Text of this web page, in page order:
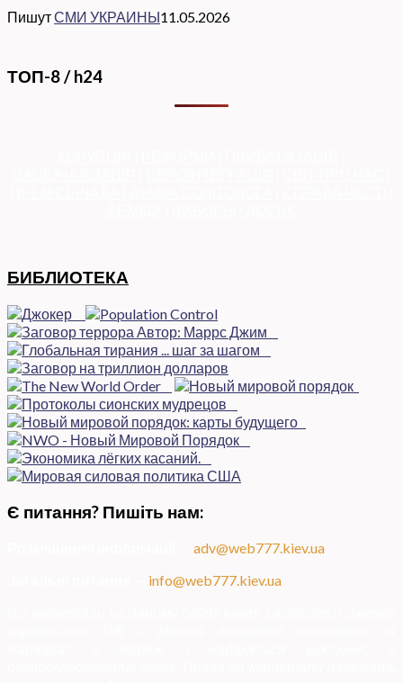
ПишутСМИ УКРАИНЫ11.05.2026
ТОП-8 / h24
БИБЛИОТЕКА
Є питання? Пишіть нам:
adv@web777.kiev.ua
info@web777.kiev.ua